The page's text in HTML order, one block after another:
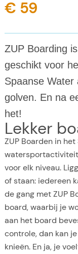
€ 59
ZUP Boarding
geschikt voor
Spaanse
golven. En na
het!
Lekker
ZUP Boarden in
watersportactiviteit
voor elk niveau.
of staan: iedereen
de gang met ZUP
board, waarbij je
aan het board
controle, dan kan
knieën. En ja, je